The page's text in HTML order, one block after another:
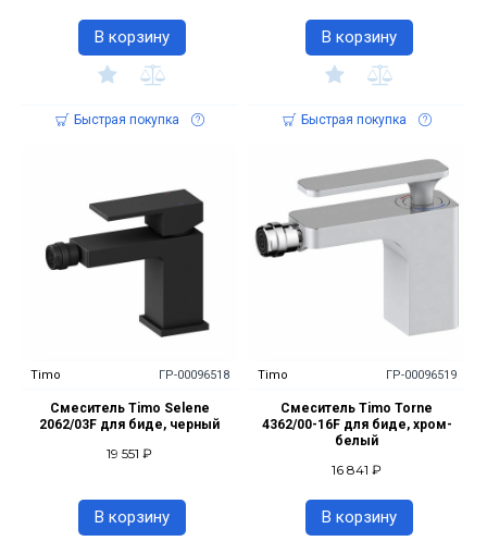
В корзину
Быстрая покупка
В корзину
Быстрая покупка
Timo ГР-00096518
Смеситель Timo Selene
2062/03F для биде, черный
19 551 ₽
В корзину
Timo ГР-00096519
Смеситель Timo Torne
4362/00-16F для биде, хром-
белый
16 841 ₽
В корзину